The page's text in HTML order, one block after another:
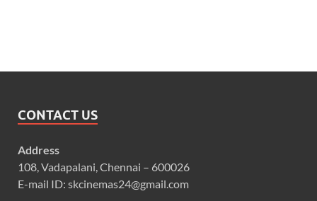
CONTACT US
Address
108, Vadapalani, Chennai – 600026
E-mail ID: skcinemas24@gmail.com